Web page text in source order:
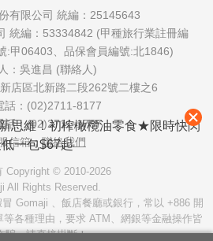
有限公司 統編：25145643
統編：53334842 (甲種旅行業註冊編
:甲06403、品保會員編號:北1846)
：吳進昌 (聯絡人)
店區北新路二段262號二樓之6
話：(02)2711-8177
話：(02)2711-1757
信箱：聯絡我們
Copyright © 2010-2026
All Rights Reserved.
Gomaji 、飯店餐廳或銀行，常以 +886 開
各種理由，要求 ATM、網銀等金融操作皆
騙，請直接掛斷！